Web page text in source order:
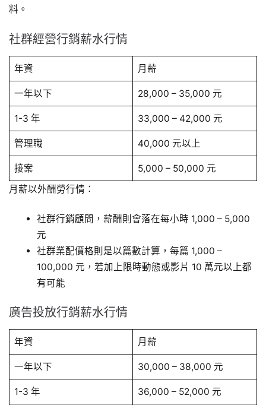
料。
社群經營行銷薪水行情
年資 月薪
一年以下 28,000 – 35,000 元
1-3 年 33,000 – 42,000 元
管理職 40,000 元以上
接案
5,000 – 50,000 元
月薪以外酬勞行情：
社群行銷顧問，薪酬則會落在每小時 1,000 – 5,000
元
社群業配價格則是以篇數計算，每篇 1,000 –
100,000 元，若加上限時動態或影片 10 萬元以上都
有可能
廣告投放行銷薪水行情
年資 月薪
一年以下 30,000 – 38,000 元
1-3 年 36,000 – 52,000 元